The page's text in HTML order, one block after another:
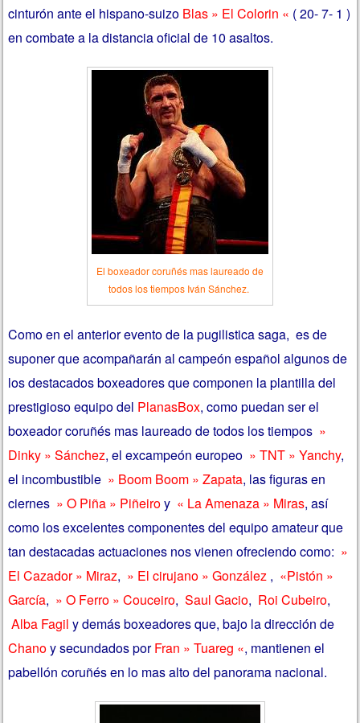
cinturón ante el hispano-suizo Blas » El Colorin « ( 20- 7- 1 )
en combate a la distancia oficial de 10 asaltos.
El boxeador coruñés mas laureado de
todos los tiempos Iván Sánchez.
Como en el anterior evento de la pugilistica saga, es de
suponer que acompañarán al campeón español algunos de
los destacados boxeadores que componen la plantilla del
prestigioso equipo del PlanasBox, como puedan ser el
boxeador coruñés mas laureado de todos los tiempos »
Dinky » Sánchez, el excampeón europeo » TNT » Yanchy,
el incombustible » Boom Boom » Zapata, las figuras en
ciernes » O Piña » Piñeiroy « La Amenaza » Miras, así
como los excelentes componentes del equipo amateur que
tan destacadas actuaciones nos vienen ofreciendo como: »
El Cazador » Miraz, » El cirujano » González , «Pistón »
García, » O Ferro » Couceiro,Saul Gacio, Roi Cubeiro,
Alba Fagil y demás boxeadores que, bajo la dirección de
Chanoy secundados porFran » Tuareg «, mantienen el
pabellón coruñés en lo mas alto del panorama nacional.